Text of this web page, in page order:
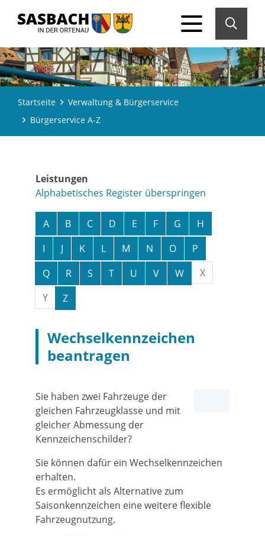
Startseite
Verwaltung & Bürgerservice
Bürgerservice A-Z
Leistungen
Alphabetisches Register überspringen
A B C D E F G
H
I
J K L M N O
P
Q
R S T U V W
X
Y
Z
Wechselkennzeichen
beantragen
Sie haben zwei Fahrzeuge der
gleichen Fahrzeugklasse und mit
gleicher Abmessung der
Kennzeichenschilder?
Sie können dafür ein Wechselkennzeichen
erhalten.
Es ermöglicht als Alternative zum
Saisonkennzeichen eine weitere flexible
Fahrzeugnutzung.